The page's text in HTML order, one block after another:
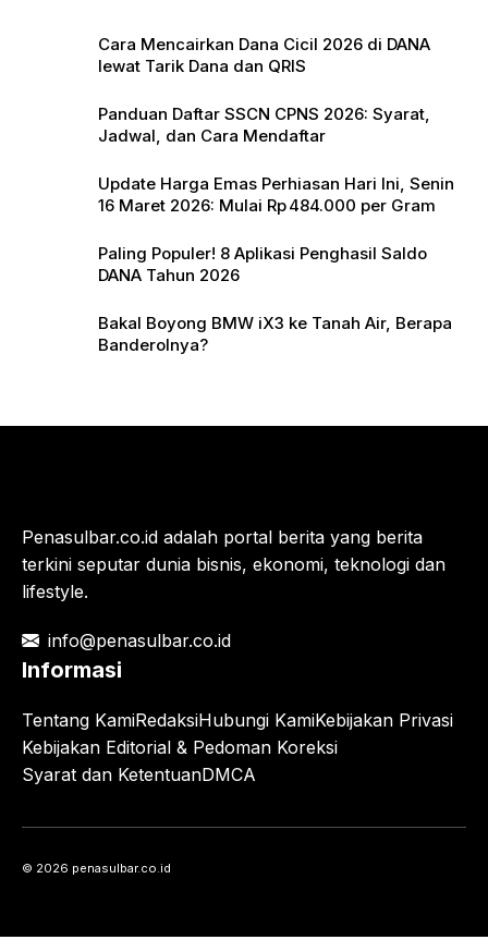
Cara Mencairkan Dana Cicil 2026 di DANA
lewat Tarik Dana dan QRIS
Panduan Daftar SSCN CPNS 2026: Syarat,
Jadwal, dan Cara Mendaftar
Update Harga Emas Perhiasan Hari Ini, Senin
16 Maret 2026: Mulai Rp 484.000 per Gram
Paling Populer! 8 Aplikasi Penghasil Saldo
DANA Tahun 2026
Bakal Boyong BMW iX3 ke Tanah Air, Berapa
Banderolnya?
Penasulbar.co.id adalah portal berita yang berita
terkini seputar dunia bisnis, ekonomi, teknologi dan
lifestyle.
info@penasulbar.co.id
Informasi
Tentang KamiRedaksiHubungi KamiKebijakan Privasi
Kebijakan Editorial & Pedoman Koreksi
Syarat dan KetentuanDMCA
© 2026 penasulbar.co.id